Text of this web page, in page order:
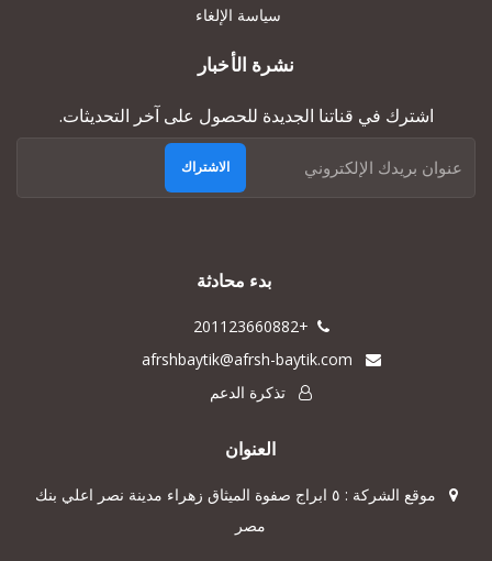
سياسة الإلغاء
نشرة الأخبار
اشترك في قناتنا الجديدة للحصول على آخر التحديثات.
الاشتراك
بدء محادثة
+201123660882
afrshbaytik@afrsh-baytik.com
تذكرة الدعم
العنوان
موقع الشركة : ٥ ابراج صفوة الميثاق زهراء مدينة نصر اعلي بنك
مصر